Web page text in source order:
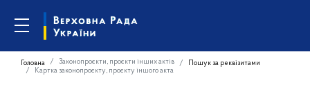
Головна Законопроєкти, проєкти інших актів
Пошук за реквізитами
Картка законопроєкту, проєкту іншого акта